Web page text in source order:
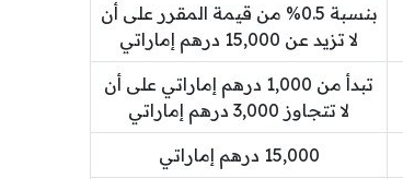
بنسبة 0.5% من قيمة المقرر على أن
لا تزيد عن 15,000 درهم إماراتي
تبدأ من 1,000 درهم إماراتي على أن
لا تتجاوز 3,000 درهم إماراتي
15,000 درهم إماراتي